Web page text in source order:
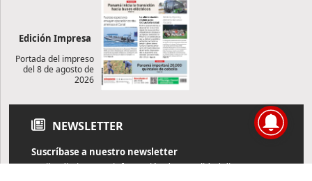
Edición Impresa
Portada del impreso
del 8 de agosto de
2026
NEWSLETTER
Suscríbase a nuestro newsletter
Reciba diariamente información de actualidad directamente en